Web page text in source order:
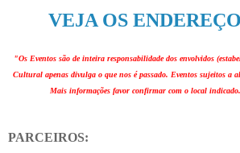
VEJA OS
"Os Eventos são de inteira responsabilidade dos envolvidos
Cultural apenas divulga o que nos é passado. Eventos sujeitos a
Mais informações favor confirmar com o local
PARCEIROS: